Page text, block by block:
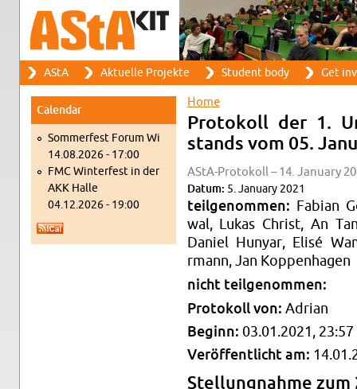
Search form
Search
Main menu
AStA Ak­tuelle Pro­jekte Stu­dent body Get
Cal­en­dar
Som­mer­fest Forum Wi
14.08.2026 - 17:00
FMC Win­ter­fest in der
AKK Halle
04.12.2026 - 19:00
You are here
Home
Pro­tokoll der 1.
stands vom 05.
AStA-Pro­tokoll – 14. Jan­u­ary
Datum: 5. Jan­u­ary 2021
teilgenom­men: Fabian
wal, Lukas Christ, An
Daniel Hun­yar, Elisé
rmann, Jan Kop­pen­hagen
nicht teilgenom­men:
Pro­tokoll von: Adrian
Be­ginn: 03.01.2021,
Veröffentlicht am:
Stel­lung­nahme zum